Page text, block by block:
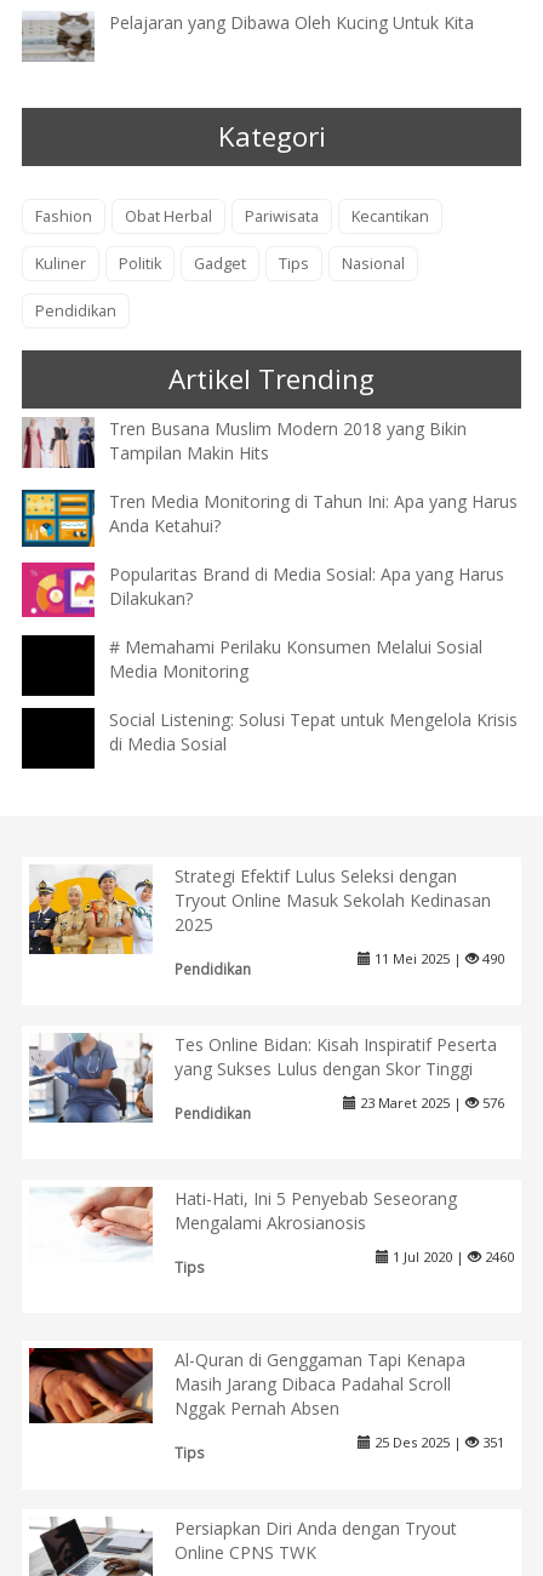
Pelajaran yang Dibawa Oleh Kucing Untuk Kita
Kategori
Fashion Obat Herbal Pariwisata Kecantikan
Kuliner Politik Gadget Tips Nasional
Pendidikan
Artikel Trending
Tren Busana Muslim Modern 2018 yang Bikin
Tampilan Makin Hits
Tren Media Monitoring di Tahun Ini: Apa yang Harus
Anda Ketahui?
Popularitas Brand di Media Sosial: Apa yang Harus
Dilakukan?
# Memahami Perilaku Konsumen Melalui Sosial
Media Monitoring
Social Listening: Solusi Tepat untuk Mengelola Krisis
di Media Sosial
Strategi Efektif Lulus Seleksi dengan
Tryout Online Masuk Sekolah Kedinasan
2025
Pendidikan
11 Mei 2025 | 490
Tes Online Bidan: Kisah Inspiratif Peserta
yang Sukses Lulus dengan Skor Tinggi
Pendidikan
23 Maret 2025 | 576
Hati-Hati, Ini 5 Penyebab Seseorang
Mengalami Akrosianosis
Tips
1 Jul 2020 | 2460
Al-Quran di Genggaman Tapi Kenapa
Masih Jarang Dibaca Padahal Scroll
Nggak Pernah Absen
Tips
25 Des 2025 | 351
Persiapkan Diri Anda dengan Tryout
Online CPNS TWK